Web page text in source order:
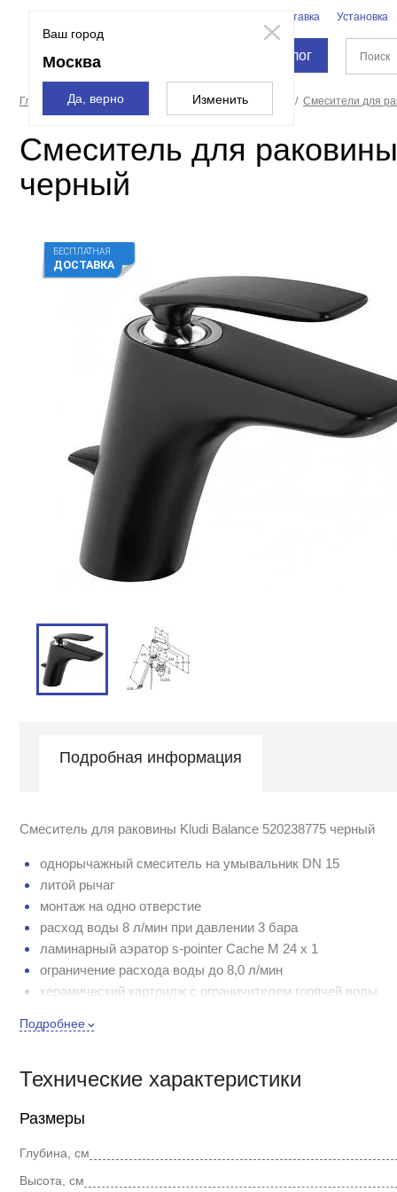
Ваш город
Москва
Да, верно Изменить
Доставка Установка
Каталог
Главная страница Смесители и души Смесители Смесители для
Смеситель для
черный
БЕСПЛАТНАЯ
ДОСТАВКА
Подробная информация
Смеситель для раковины Kludi Balance 520238775 черный
однорычажный смеситель на умывальник DN 15
литой рычаг
монтаж на одно отверстие
расход воды 8 л/мин при давлении 3 бара
ламинарный аэратор s-pointer Cache M 24 x 1
ограничение расхода воды до 8,0 л/мин
керамический картридж с ограничителем горячей воды
система быстрого монтажа
класс шума I
Подробнее
Технические характеристики
Размеры
Глубина, см
Высота, см